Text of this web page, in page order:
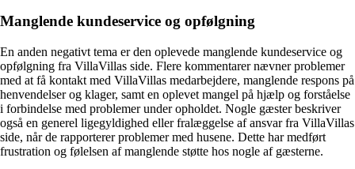
Manglende kundeservice og opfølgning
En anden negativt tema er den oplevede manglende kundeservice og
opfølgning fra VillaVillas side. Flere kommentarer nævner problemer
med at få kontakt med VillaVillas medarbejdere, manglende respons på
henvendelser og klager, samt en oplevet mangel på hjælp og forståelse
i forbindelse med problemer under opholdet. Nogle gæster beskriver
også en generel ligegyldighed eller fralæggelse af ansvar fra VillaVillas
side, når de rapporterer problemer med husene. Dette har medført
frustration og følelsen af manglende støtte hos nogle af gæsterne.